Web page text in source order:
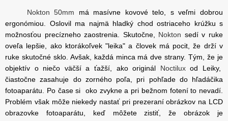
Nokton 50mm má masívne kovové telo, s veľmi dobrou
ergonómiou. Oslovil ma najmä hladký chod ostriaceho krúžku s
možnosťou precízneho zaostrenia. Skutočne, Nokton sedí v ruke
oveľa lepšie, ako ktorákoľvek "leika" a človek má pocit, že drží v
ruke skutočné sklo. Avšak, každá minca má dve strany. Tým, že je
objektív o niečo väčší a ťažší, ako originál Noctiluxod Leiky,
čiastočne zasahuje do zorného poľa, pri pohľade do hľadáčika
fotoaparátu. Po čase si oko zvykne a pri bežnom fotení to nevadí.
Problém však môže niekedy nastať pri prezeraní obrázkov na LCD
obrazovke fotoaparátu, keď môžete zistiť, že obrázok je